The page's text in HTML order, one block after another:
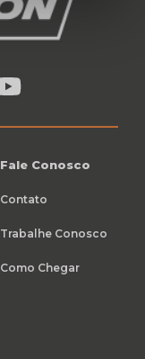
Fale Conosco
Contato
Trabalhe Conosco
Como Chegar